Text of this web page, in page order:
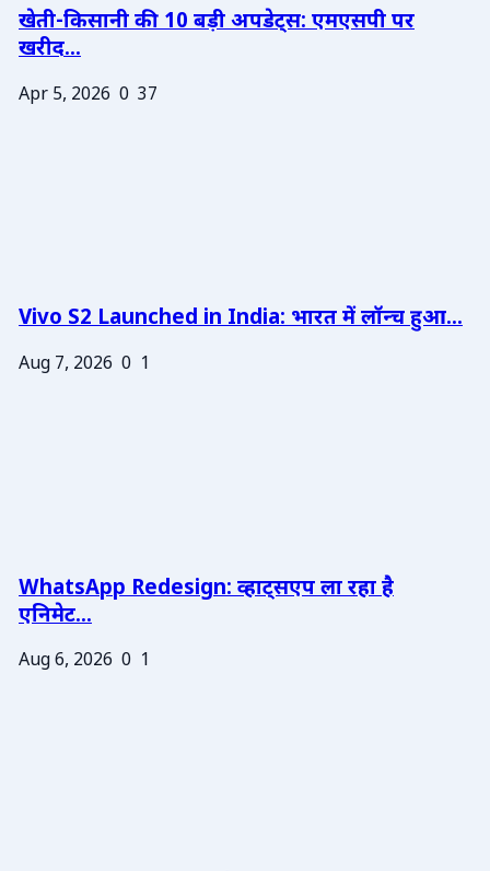
खेती-किसानी की 10 बड़ी अपडेट्स: एमएसपी पर
खरीद...
Apr 5, 2026 0 37
Vivo S2 Launched in India: भारत में लॉन्च हुआ...
Aug 7, 2026 0 1
WhatsApp Redesign: व्हाट्सएप ला रहा है
एनिमेट...
Aug 6, 2026 0 1